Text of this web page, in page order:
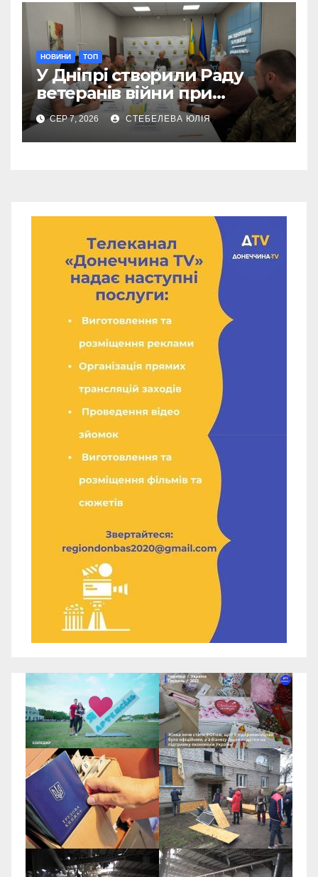
НОВИНИ ТОП
У Дніпрі створили Раду
ветеранів війни при
Донецькій ОДА
СЕР 7, 2026 СТЕБЕЛЕВА ЮЛІЯ